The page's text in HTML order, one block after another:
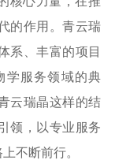
的作用。青云瑞
系、丰富的项目
学服务领域的典
云瑞晶这样的结
领，以专业服务
不断前行。